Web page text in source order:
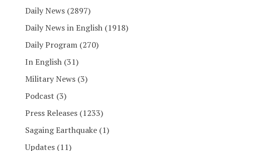
Daily News (2897)
Daily News in English (1918)
Daily Program (270)
In English (31)
Military News (3)
Podcast (3)
Press Releases (1233)
Sagaing Earthquake (1)
Updates (11)